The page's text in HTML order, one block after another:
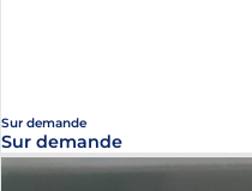
Sur demande
Sur demande